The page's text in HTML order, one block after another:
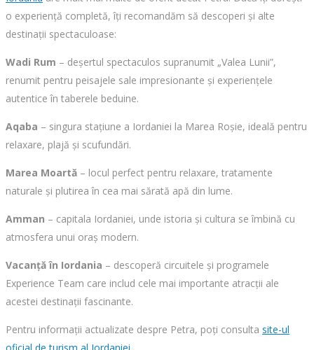
o experiență completă, îți recomandăm să descoperi și alte
destinații spectaculoase:
Wadi Rum – deșertul spectaculos supranumit „Valea Lunii”,
renumit pentru peisajele sale impresionante și experiențele
autentice în taberele beduine.
Aqaba – singura stațiune a Iordaniei la Marea Roșie, ideală pentru
relaxare, plajă și scufundări.
Marea Moartă – locul perfect pentru relaxare, tratamente
naturale și plutirea în cea mai sărată apă din lume.
Amman – capitala Iordaniei, unde istoria și cultura se îmbină cu
atmosfera unui oraș modern.
Vacanță în Iordania – descoperă circuitele și programele
Experience Team care includ cele mai importante atracții ale
acestei destinații fascinante.
Pentru informații actualizate despre Petra, poți consulta site-ul
oficial de turism al Iordaniei.